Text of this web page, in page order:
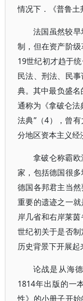
情况下．《普鲁土
法国虽然较
制，但在资产阶
19世纪初才趋于
民法、刑法、民
典。其中最负盛名
通称为《拿破仑法
法典”（4），曾
分地区资本主义经
拿破仑称霸
家，包括德国很
德国各邦君主当
重要的遗迹之一
岸几省和右岸莱
世纪初关于是否
历史背景下开展起
论战是从海
1814年出版的一
性》的小册子开